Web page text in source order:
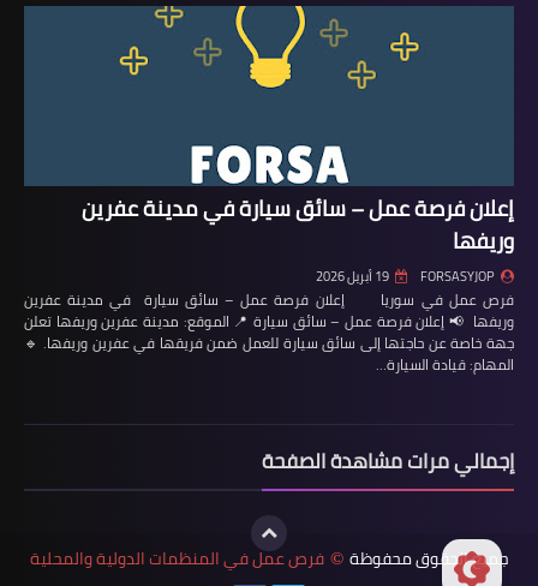
إعلان فرصة عمل – سائق سيارة في مدينة عفرين
وريفها
FORSASYJOP 19 أبريل 2026
فرص عمل في سوريا إعلان فرصة عمل – سائق سيارة في مدينة عفرين
وريفها 📢 إعلان فرصة عمل – سائق سيارة 📍 الموقع: مدينة عفرين وريفها تعلن
جهة خاصة عن حاجتها إلى سائق سيارة للعمل ضمن فريقها في عفرين وريفها. 🔹
المهام: قيادة السيارة…
إجمالي مرات مشاهدة الصفحة
جميع الحقوق محفوظة © فرص عمل في المنظمات الدولية والمحلية